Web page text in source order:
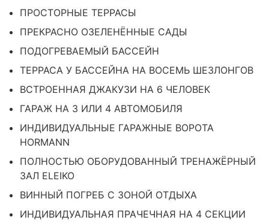
ПРОСТОРНЫЕ ТЕРРАСЫ
ПРЕКРАСНО ОЗЕЛЕНЁННЫЕ САДЫ
ПОДОГРЕВАЕМЫЙ БАССЕЙН
ТЕРРАСА У БАССЕЙНА НА ВОСЕМЬ ШЕЗЛОНГОВ
ВСТРОЕННАЯ ДЖАКУЗИ НА 6 ЧЕЛОВЕК
ГАРАЖ НА 3 ИЛИ 4 АВТОМОБИЛЯ
ИНДИВИДУАЛЬНЫЕ ГАРАЖНЫЕ ВОРОТА
HORMANN
ПОЛНОСТЬЮ ОБОРУДОВАННЫЙ ТРЕНАЖЁРНЫЙ
ЗАЛ ELEIKO
ВИННЫЙ ПОГРЕБ С ЗОНОЙ ОТДЫХА
ИНДИВИДУАЛЬНАЯ ПРАЧЕЧНАЯ НА 4 СЕКЦИИ